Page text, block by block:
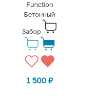
Function
Бетонный
Забор
1 500 ₽